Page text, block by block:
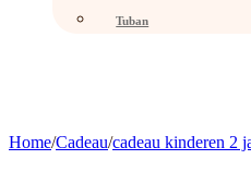
Tuban
Home/Cadeau/cadeau kinderen 2